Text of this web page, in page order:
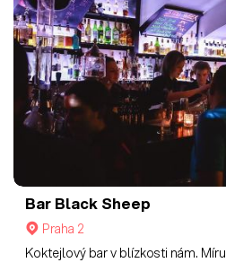
Bar Black Sheep
Praha 2
Koktejlový bar v blízkosti nám. Míru